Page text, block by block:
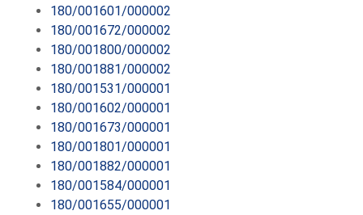
180/001601/000002
180/001672/000002
180/001800/000002
180/001881/000002
180/001531/000001
180/001602/000001
180/001673/000001
180/001801/000001
180/001882/000001
180/001584/000001
180/001655/000001